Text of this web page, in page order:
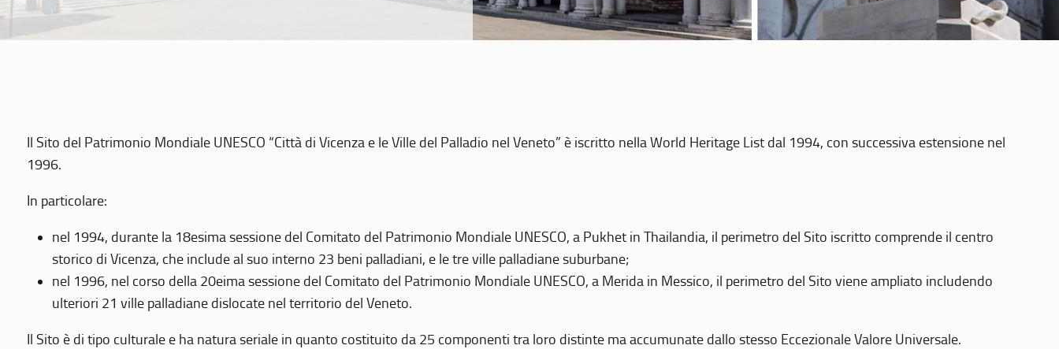
Il Sito del Patrimonio Mondiale UNESCO “Città di Vicenza e le Ville del Palladio nel Veneto” è iscritto nella World Heritage List dal 1994, con successiva estensione nel
1996.
In particolare:
nel 1994, durante la 18esima sessione del Comitato del Patrimonio Mondiale UNESCO, a Pukhet in Thailandia, il perimetro del Sito iscritto comprende il centro
storico di Vicenza, che include al suo interno 23 beni palladiani, e le tre ville palladiane suburbane;
nel 1996, nel corso della 20eima sessione del Comitato del Patrimonio Mondiale UNESCO, a Merida in Messico, il perimetro del Sito viene ampliato includendo
ulteriori 21 ville palladiane dislocate nel territorio del Veneto.
Il Sito è di tipo culturale e ha natura seriale in quanto costituito da 25 componenti tra loro distinte ma accumunate dallo stesso Eccezionale Valore Universale.